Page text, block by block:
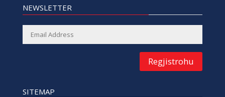
NEWSLETTER
Regjistrohu
SITEMAP